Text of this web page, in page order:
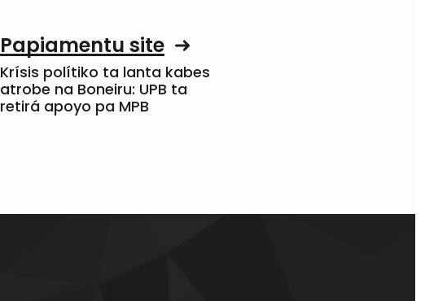
Papiamentu site
Krísis polítiko ta lanta kabes
atrobe na Boneiru: UPB ta
retirá apoyo pa MPB